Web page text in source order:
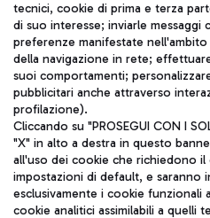
TRAVEL
Aeroporti di Roma S.p.A. -
tecnici, cookie di prima e terza
di suo interesse; inviarle messaggi
preferenze manifestate
della navigazione in rete;
suoi comportamenti;
pubblicitari anche attraverso
profilazione).
Cliccando su "PROSEGUI CON I
"X" in alto a destra in questo
all'uso dei cookie che richiedono
impostazioni di default, e saranno
esclusivamente i cookie funzionali
cookie analitici assimilabili a quelli